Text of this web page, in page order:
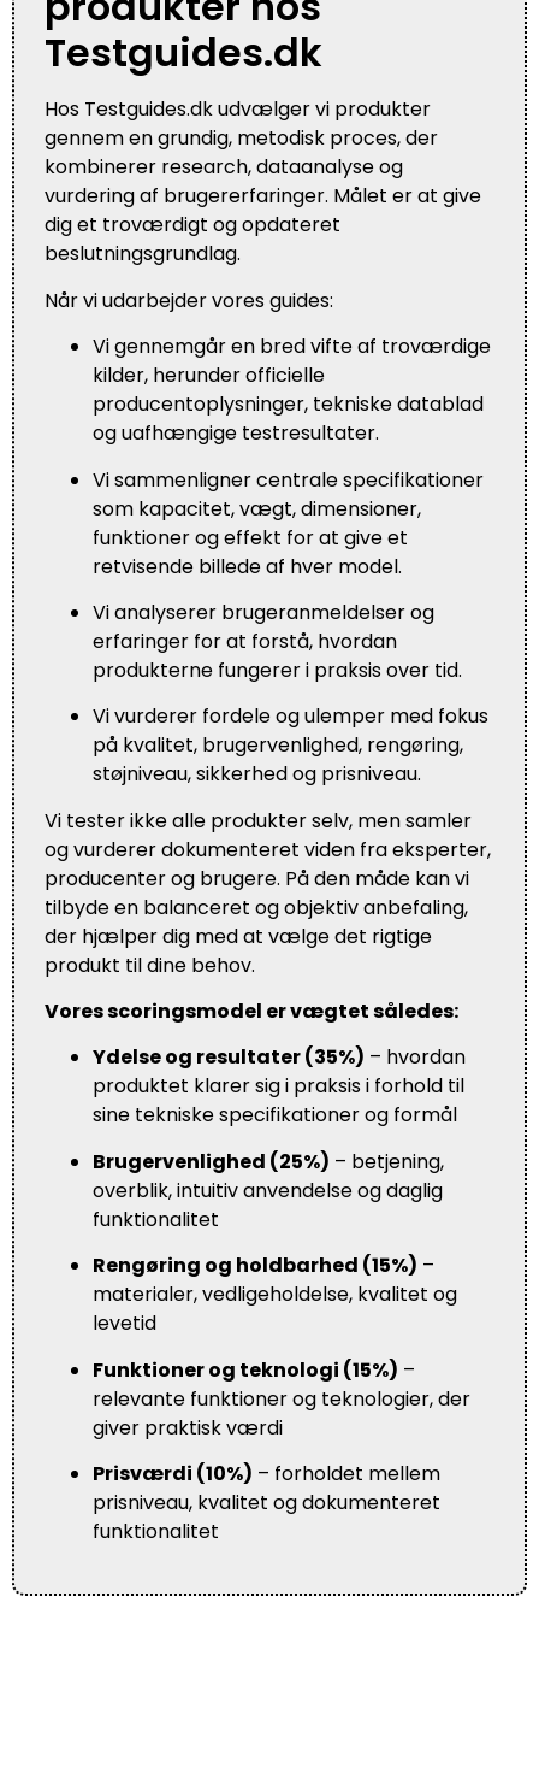
Testguides.dk
Hos Testguides.dk udvælger vi produkter
gennem en grundig, metodisk proces, der
kombinerer research, dataanalyse og
vurdering af brugererfaringer. Målet er at give
dig et troværdigt og opdateret
beslutningsgrundlag.
Når vi udarbejder vores guides:
Vi gennemgår en bred vifte af troværdige
kilder, herunder officielle
producentoplysninger, tekniske datablad
og uafhængige testresultater.
Vi sammenligner centrale specifikationer
som kapacitet, vægt, dimensioner,
funktioner og effekt for at give et
retvisende billede af hver model.
Vi analyserer brugeranmeldelser og
erfaringer for at forstå, hvordan
produkterne fungerer i praksis over tid.
Vi vurderer fordele og ulemper med fokus
på kvalitet, brugervenlighed, rengøring,
støjniveau, sikkerhed og prisniveau.
Vi tester ikke alle produkter selv, men samler
og vurderer dokumenteret viden fra eksperter,
producenter og brugere. På den måde kan vi
tilbyde en balanceret og objektiv anbefaling,
der hjælper dig med at vælge det rigtige
produkt til dine behov.
Vores scoringsmodel er vægtet således:
Ydelse og resultater (35%) – hvordan
produktet klarer sig i praksis i forhold til
sine tekniske specifikationer og formål
Brugervenlighed (25%) – betjening,
overblik, intuitiv anvendelse og daglig
funktionalitet
Rengøring og holdbarhed (15%) –
materialer, vedligeholdelse, kvalitet og
levetid
Funktioner og teknologi (15%) –
relevante funktioner og teknologier, der
giver praktisk værdi
Prisværdi (10%) – forholdet mellem
prisniveau, kvalitet og dokumenteret
funktionalitet